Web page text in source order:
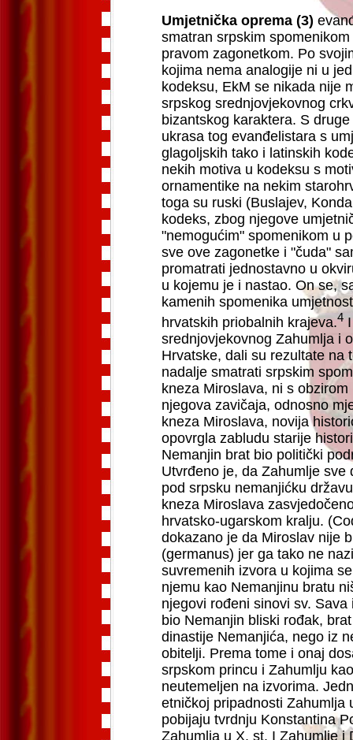
Umjetnička oprema (3)
smatran srpskim
pravom zagonetkom. Po
kojima nema analogije ni u
kodeksu, EkM se nikada nije
srpskog srednjovjekovnog
bizantskog karaktera. S
ukrasa tog evanđelistara s
glagoljskih tako i latinskih
nekih motiva u kodeksu s
ornamentike na nekim
toga su ruski (Buslajev,
kodeks, zbog njegove
"nemogućim" spomenikom u
sve ove zagonetke i "čuda"
promatrati jednostavno u
u kojemu je i nastao. On se,
kamenih spomenika
hrvatskih priobalnih krajeva.4
srednjovjekovnog Zahumlja i
Hrvatske, dali su rezultate na
nadalje smatrati srpskim
kneza Miroslava, ni s
njegova zavičaja, odnosno
kneza Miroslava, novija
opovrgla zabludu starije
Nemanjin brat bio politički
Utvrđeno je, da Zahumlje
pod srpsku nemanjićku
kneza Miroslava
hrvatsko-ugarskom kralju.
dokazano je da Miroslav nije
(germanus) jer ga tako ne
suvremenih izvora u kojima
njemu kao Nemanjinu bratu
njegovi rođeni sinovi sv.
bio Nemanjin bliski rođak,
dinastije Nemanjića, nego iz
obitelji. Prema tome i onaj
srpskom princu i Zahumlju
neutemeljen na izvorima.
etničkoj pripadnosti Zahumlja
pobijaju tvrdnju Konstantina
Zahumlja u X. st. I Zahumlje i